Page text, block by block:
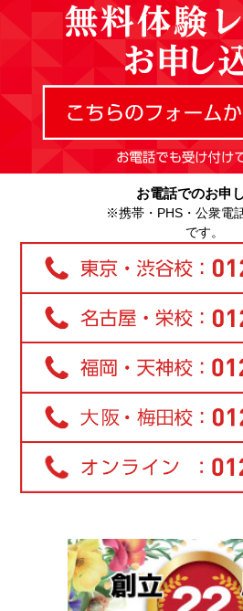
お電話でのお申
※携帯・PHS・公衆電
です。